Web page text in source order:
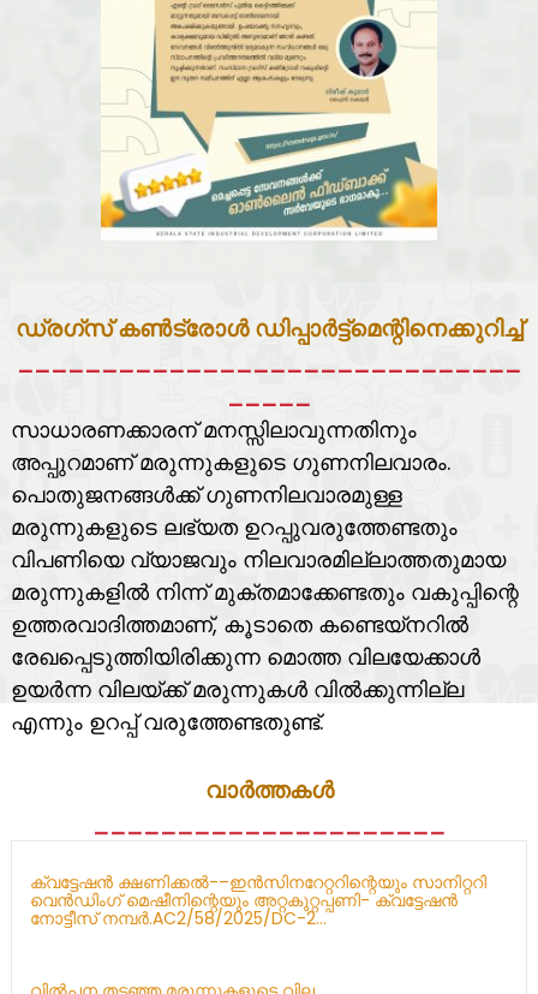
ഡ്രഗ്സ് കൺട്രോൾ ഡിപ്പാർട്ട്മെന്റിനെക്കുറിച്ച്
______________________________
_____
സാധാരണക്കാരന് മനസ്സിലാവുന്നതിനും
അപ്പുറമാണ് മരുന്നുകളുടെ ഗുണനിലവാരം.
പൊതുജനങ്ങൾക്ക് ഗുണനിലവാരമുള്ള
മരുന്നുകളുടെ ലഭ്യത ഉറപ്പുവരുത്തേണ്ടതും
വിപണിയെ വ്യാജവും നിലവാരമില്ലാത്തതുമായ
മരുന്നുകളിൽ നിന്ന് മുക്തമാക്കേണ്ടതും വകുപ്പിന്റെ
ഉത്തരവാദിത്തമാണ്, കൂടാതെ കണ്ടെയ്നറിൽ
രേഖപ്പെടുത്തിയിരിക്കുന്ന മൊത്ത വിലയേക്കാൾ
ഉയർന്ന വിലയ്ക്ക് മരുന്നുകൾ വിൽക്കുന്നില്ല
എന്നും ഉറപ്പ് വരുത്തേണ്ടതുണ്ട്.
വാർത്തകൾ
ക്വട്ടേഷൻ ക്ഷണിക്കൽ-–ഇൻസിനറേറ്ററിന്റെയും സാനിറ്ററി
വെൻഡിംഗ് മെഷീനിന്റെയും അറ്റകുറ്റപ്പണി- ക്വട്ടേഷൻ
നോട്ടീസ് നമ്പർ.AC2/58/2025/DC-2...
വിൽപന തടഞ്ഞ മരുന്നുകളുടെ വില